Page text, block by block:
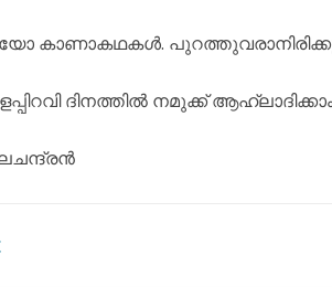
കാണാകഥകൾ.
ദിനത്തിൽ നമുക്ക്